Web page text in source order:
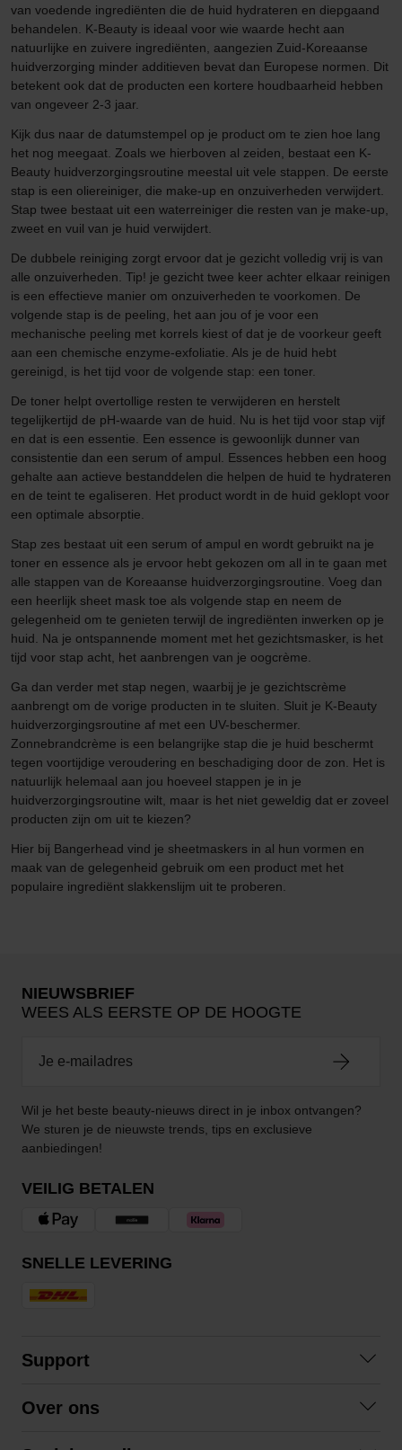
van voedende ingrediënten die de huid hydrateren en diepgaand
behandelen. K-Beauty is ideaal voor wie waarde hecht aan
natuurlijke en zuivere ingrediënten, aangezien Zuid-Koreaanse
huidverzorging minder additieven bevat dan Europese normen. Dit
betekent ook dat de producten een kortere houdbaarheid hebben
van ongeveer 2-3 jaar.
Kijk dus naar de datumstempel op je product om te zien hoe lang
het nog meegaat. Zoals we hierboven al zeiden, bestaat een K-
Beauty huidverzorgingsroutine meestal uit vele stappen. De eerste
stap is een oliereiniger, die make-up en onzuiverheden verwijdert.
Stap twee bestaat uit een waterreiniger die resten van je make-up,
zweet en vuil van je huid verwijdert.
De dubbele reiniging zorgt ervoor dat je gezicht volledig vrij is van
alle onzuiverheden. Tip! je gezicht twee keer achter elkaar reinigen
is een effectieve manier om onzuiverheden te voorkomen. De
volgende stap is de peeling, het aan jou of je voor een
mechanische peeling met korrels kiest of dat je de voorkeur geeft
aan een chemische enzyme-exfoliatie. Als je de huid hebt
gereinigd, is het tijd voor de volgende stap: een toner.
De toner helpt overtollige resten te verwijderen en herstelt
tegelijkertijd de pH-waarde van de huid. Nu is het tijd voor stap vijf
en dat is een essentie. Een essence is gewoonlijk dunner van
consistentie dan een serum of ampul. Essences hebben een hoog
gehalte aan actieve bestanddelen die helpen de huid te hydrateren
en de teint te egaliseren. Het product wordt in de huid geklopt voor
een optimale absorptie.
Stap zes bestaat uit een serum of ampul en wordt gebruikt na je
toner en essence als je ervoor hebt gekozen om all in te gaan met
alle stappen van de Koreaanse huidverzorgingsroutine. Voeg dan
een heerlijk sheet mask toe als volgende stap en neem de
gelegenheid om te genieten terwijl de ingrediënten inwerken op je
huid. Na je ontspannende moment met het gezichtsmasker, is het
tijd voor stap acht, het aanbrengen van je oogcrème.
Ga dan verder met stap negen, waarbij je je gezichtscrème
aanbrengt om de vorige producten in te sluiten. Sluit je K-Beauty
huidverzorgingsroutine af met een UV-beschermer.
Zonnebrandcrème is een belangrijke stap die je huid beschermt
tegen voortijdige veroudering en beschadiging door de zon. Het is
natuurlijk helemaal aan jou hoeveel stappen je in je
huidverzorgingsroutine wilt, maar is het niet geweldig dat er zoveel
producten zijn om uit te kiezen?
Hier bij Bangerhead vind je sheetmaskers in al hun vormen en
maak van de gelegenheid gebruik om een product met het
populaire ingrediënt slakkenslijm uit te proberen.
NIEUWSBRIEF
WEES ALS EERSTE OP DE HOOGTE
Wil je het beste beauty-nieuws direct in je inbox ontvangen?
We sturen je de nieuwste trends, tips en exclusieve
aanbiedingen!
VEILIG BETALEN
SNELLE LEVERING
Support
Algemene voorwaarden
Over ons